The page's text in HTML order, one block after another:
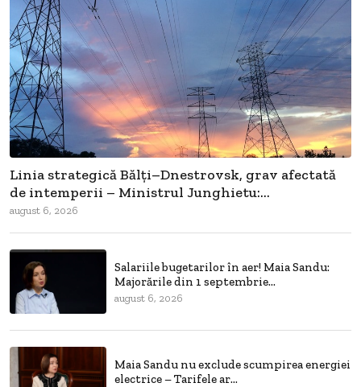
Linia strategică Bălți–Dnestrovsk, grav afectată
de intemperii – Ministrul Junghietu:...
august 6, 2026
Salariile bugetarilor în aer! Maia Sandu:
Majorările din 1 septembrie...
august 6, 2026
Maia Sandu nu exclude scumpirea energiei
electrice – Tarifele ar...